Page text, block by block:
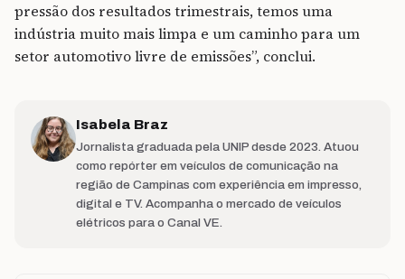
pressão dos resultados trimestrais, temos uma
indústria muito mais limpa e um caminho para um
setor automotivo livre de emissões”, conclui.
Isabela Braz
Jornalista graduada pela UNIP desde 2023. Atuou
como repórter em veículos de comunicação na
região de Campinas com experiência em impresso,
digital e TV. Acompanha o mercado de veículos
elétricos para o Canal VE.